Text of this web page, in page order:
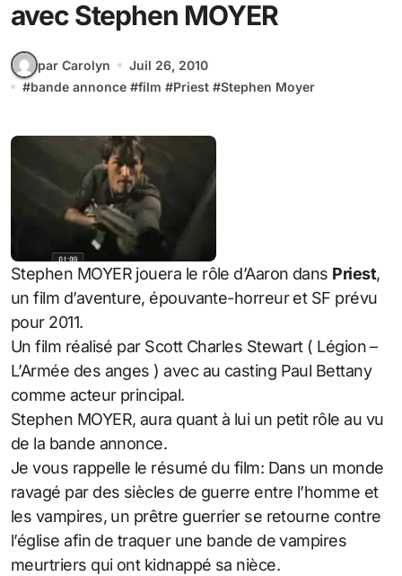
avec Stephen MOYER
par Carolyn
Juil 26, 2010
#bande annonce #film #Priest #Stephen Moyer
Stephen MOYER jouera le rôle d’Aaron dans Priest,
un film d’aventure, épouvante-horreur et SF prévu
pour 2011.
Un film réalisé par Scott Charles Stewart ( Légion –
L’Armée des anges ) avec au casting Paul Bettany
comme acteur principal.
Stephen MOYER, aura quant à lui un petit rôle au vu
de la bande annonce.
Je vous rappelle le résumé du film: Dans un monde
ravagé par des siècles de guerre entre l’homme et
les vampires, un prêtre guerrier se retourne contre
l’église afin de traquer une bande de vampires
meurtriers qui ont kidnappé sa nièce.